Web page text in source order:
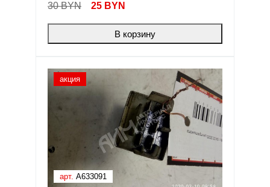
30 BYN 25 BYN
В корзину
акция
арт. A633091